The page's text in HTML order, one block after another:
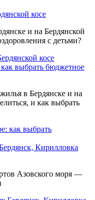
косе
и на Бердянской
с детьми?
выбрать бюджетное
в Бердянске и на
и как выбрать
Кирилловка
Азовского моря —